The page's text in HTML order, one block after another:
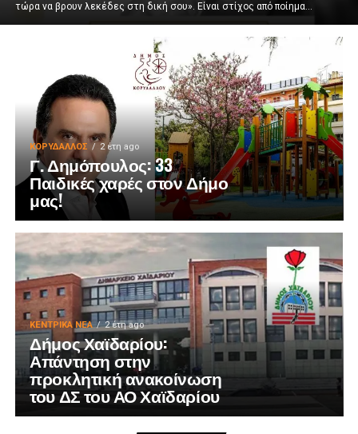
τώρα να βρουν λεκέδες στη δική σου». Είναι στίχος από ποίημα...
ΚΟΡΥΔΑΛΛΟΣ 2 έτη ago
Γ. Δημόπουλος: 33
Παιδικές χαρές στον Δήμο
μας!
ΚΕΝΤΡΙΚΑ ΝΕΑ 2 έτη ago
Δήμος Χαϊδαρίου:
Απάντηση στην
προκλητική ανακοίνωση
του ΔΣ του ΑΟ Χαϊδαρίου